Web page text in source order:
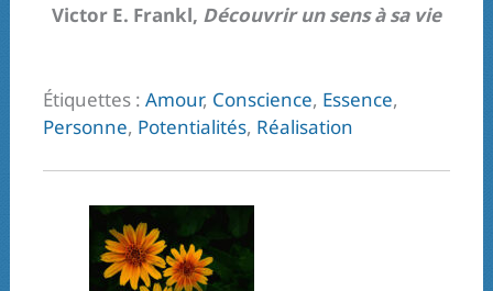
Victor E. Frankl, Découvrir un sens à sa vie
Étiquettes :Amour, Conscience, Essence,
Personne, Potentialités, Réalisation